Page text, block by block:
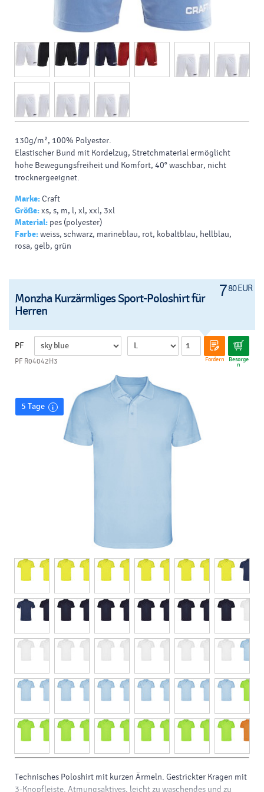
130g/m², 100% Polyester.
Elastischer Bund mit Kordelzug, Stretchmaterial ermöglicht
hohe Bewegungsfreiheit und Komfort, 40° waschbar, nicht
trocknergeeignet.
Marke:Craft
Größe:xs, s, m, l, xl, xxl, 3xl
Material: pes (polyester)
Farbe:weiss, schwarz, marineblau, rot, kobaltblau, hellblau,
rosa, gelb, grün
780 EUR
Monzha Kurzärmliges Sport-Poloshirt für
Herren
PF
Fordern Besorge
n
PF R04042H3
5 Tage
Technisches Poloshirt mit kurzen Ärmeln. Gestrickter Kragen mit
3-Knopfleiste. Atmungsaktives, leicht zu waschendes und zu